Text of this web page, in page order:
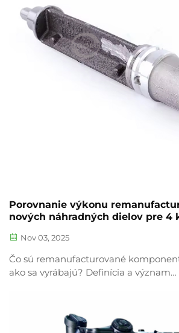
Porovnanie výkonu
nových náhradných dielov pre 4
Nov 03, 2025
Čo sú remanufacturované
ako sa vyrábajú? Definícia a význam
len použité diely. V skutočnosti sa
úroveň výrobných štandardov